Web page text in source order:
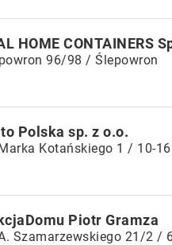
HOME CONTAINERS
96/98 / Ślepowron
Polska sp. z o.o.
Kotańskiego 1 / 10-
Piotr Gramza
Szamarzewskiego 21/2 /